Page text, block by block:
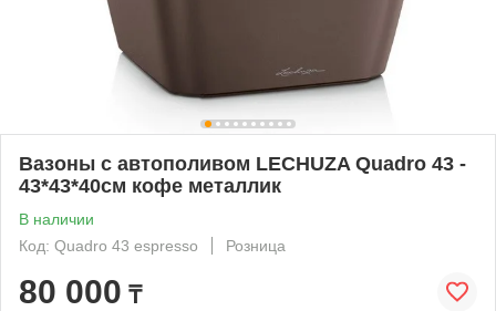
Вазоны с автополивом LECHUZA Quadro 43 -
43*43*40cм кофе металлик
В наличии
Код: Quadro 43 espresso
Розница
80 000 ₸